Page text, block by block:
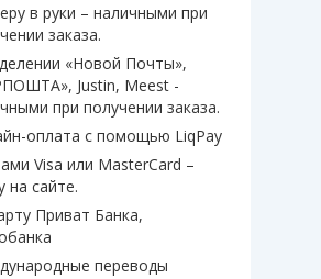
в руки – наличными при
заказа.
«Новой Почты»,
Justin, Meest -
при получении заказа.
оплата с помощью LiqPay
Visa или MasterCard –
на сайте.
Приват Банка,
переводы